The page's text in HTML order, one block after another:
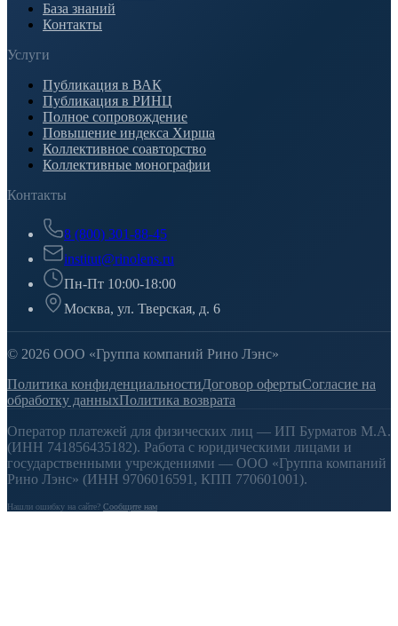
База знаний
Контакты
Услуги
Публикация в ВАК
Публикация в РИНЦ
Полное сопровождение
Повышение индекса Хирша
Коллективное соавторство
Коллективные монографии
Контакты
8 (800) 301-88-45
institut@rinolens.ru
Пн-Пт 10:00-18:00
Москва, ул. Тверская, д. 6
© 2026 ООО «Группа компаний Рино Лэнс»
Политика конфиденциальностиДоговор офертыСогласие на
обработку данныхПолитика возврата
Оператор платежей для физических лиц — ИП Бурматов М.А.
(ИНН 741856435182). Работа с юридическими лицами и
государственными учреждениями — ООО «Группа компаний
Рино Лэнс» (ИНН 9706016591, КПП 770601001).
Нашли ошибку на сайте? Сообщите нам